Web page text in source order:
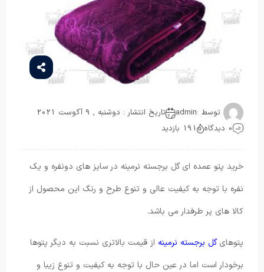
توسط :admin
تاریخ انتشار : دوشنبه , 9 آگوست 2021
0 دیدگاه
191 بازدید
خرید پتو عمده ای گل برجسته نرمینه در سایز های دونفره و یک
نفره با توجه به کیفیت عالی و تنوع طرح و رنگ این محصول از
کالا های پر طرفدار می باشد.
پتوهایگل برجسته نرمینه از قیمت بالاتری نسبت به دیگر پتوها
برخودار است اما در عین حال با توجه به کیفیت و تنوع زیبا و